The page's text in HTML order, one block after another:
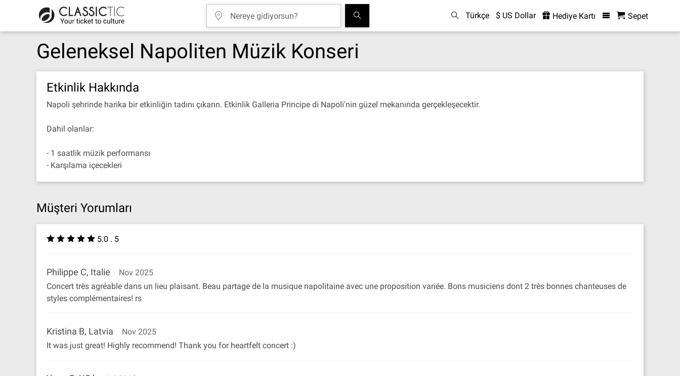
Türkçe $ US Dollar Hediye Kartı Sepet
Geleneksel Napoliten Müzik Konseri
Etkinlik Hakkında
Napoli şehrinde harika bir etkinliğin tadını çıkarın. Etkinlik Galleria Principe di Napoli'nin güzel mekanında gerçekleşecektir.
Dahil olanlar:
- 1 saatlik müzik performansı
- Karşılama içecekleri
Müşteri Yorumları
5.0 . 5
Philippe C, Italie
Nov 2025
Concert très agréable dans un lieu plaisant. Beau partage de la musique napolitaine avec une proposition variée. Bons musiciens dont 2 très bonnes chanteuses de
styles complémentaires! rs
Kristina B, Latvia
Nov 2025
It was just great! Highly recommend! Thank you for heartfelt concert :)